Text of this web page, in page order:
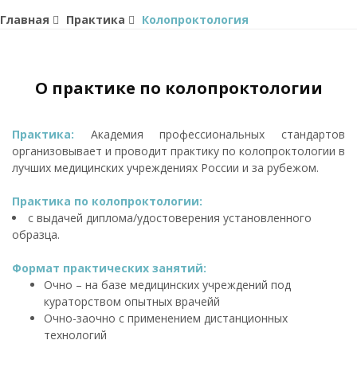
Главная Практика Колопроктология
О практике по колопроктологии
Практика: Академия профессиональных стандартов
организовывает и проводит практику по колопроктологии в
лучших медицинских учреждениях России и за рубежом.
Практика по колопроктологии:
с выдачей диплома/удостоверения установленного
образца.
Формат практических занятий:
Очно – на базе медицинских учреждений под
кураторством опытных врачейй
Очно-заочно с применением дистанционных
технологий